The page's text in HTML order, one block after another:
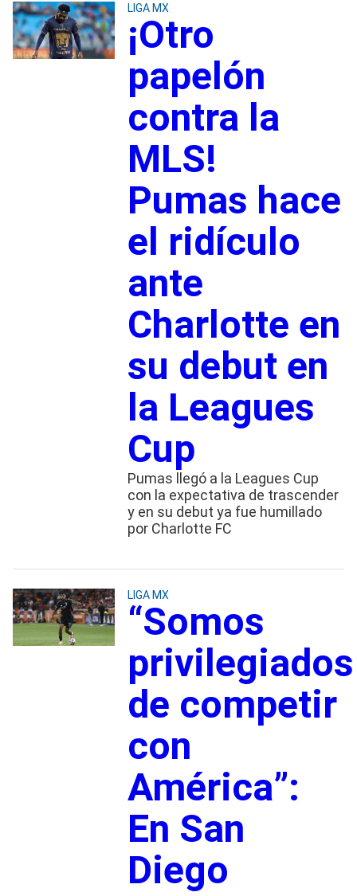
LIGA MX
¡Otro
papelón
contra la
MLS!
Pumas hace
el ridículo
ante
Charlotte en
su debut en
la Leagues
Cup
Pumas llegó a la Leagues Cup
con la expectativa de trascender
y en su debut ya fue humillado
por Charlotte FC
LIGA MX
“Somos
privilegiados
de competir
con
América”:
En San
Diego